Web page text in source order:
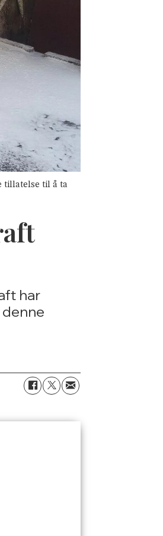
tillatelse til å ta
har